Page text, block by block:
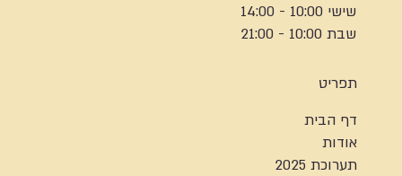
שישי 10:00 - 14:00
שבת 10:00 - 21:00
תפריט
דף הבית
אודות
תערוכת 2025